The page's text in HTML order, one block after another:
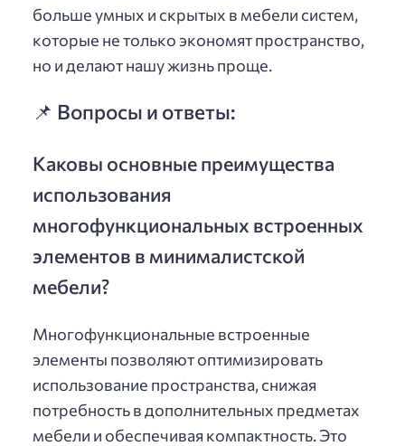
больше умных и скрытых в мебели систем,
которые не только экономят пространство,
но и делают нашу жизнь проще.
📌 Вопросы и ответы:
Каковы основные преимущества
использования
многофункциональных встроенных
элементов в минималистской
мебели?
Многофункциональные встроенные
элементы позволяют оптимизировать
использование пространства, снижая
потребность в дополнительных предметах
мебели и обеспечивая компактность. Это